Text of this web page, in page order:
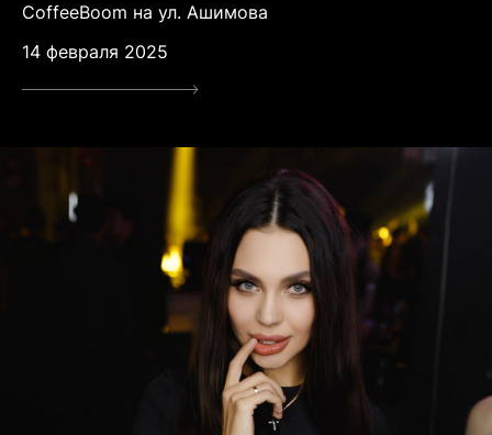
CoffeeBoom на ул. Ашимова
14 февраля 2025